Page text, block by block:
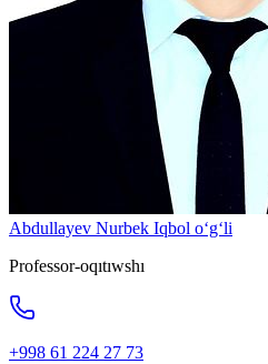
Abdullayev Nurbek Iqbol o‘g‘li
Professor-oqıtıwshı
+998 61 224 27 73